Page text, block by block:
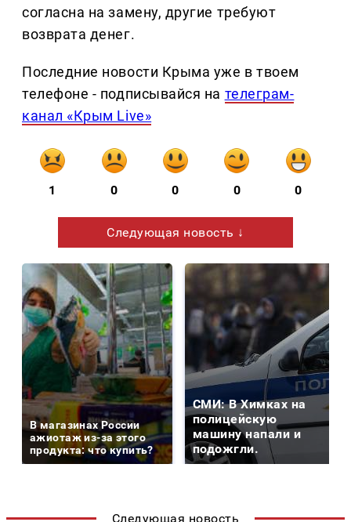
согласна на замену, другие требуют
возврата денег.
Последние новости Крыма уже в твоем
телефоне - подписывайся на телеграм-
канал «Крым Live»
1 0 0 0 0
Следующая новость ↓
В магазинах России
ажиотаж из-за этого
продукта: что купить?
СМИ: В Химках на
полицейскую
машину напали и
подожгли.
Следующая новость